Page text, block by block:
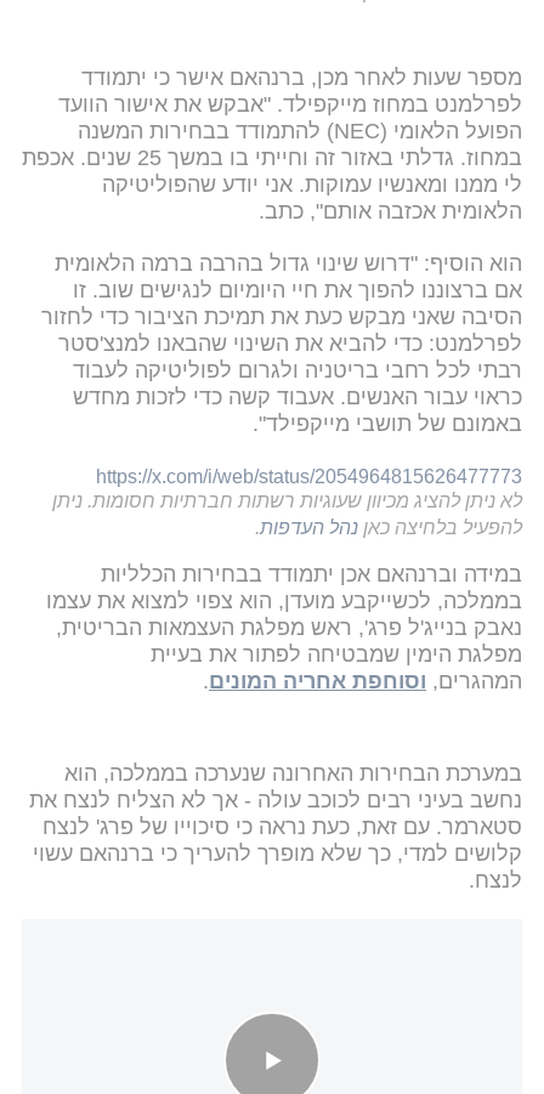
מספר שעות לאחר מכן, ברנהאם אישר כי יתמודד
לפרלמנט במחוז מייקפילד. "אבקש את אישור הוועד
הפועל הלאומי (NEC) להתמודד בבחירות המשנה
במחוז. גדלתי באזור זה וחייתי בו במשך 25 שנים. אכפת
לי ממנו ומאנשיו עמוקות. אני יודע שהפוליטיקה
הלאומית אכזבה אותם", כתב.
הוא הוסיף: "דרוש שינוי גדול בהרבה ברמה הלאומית
אם ברצוננו להפוך את חיי היומיום לנגישים שוב. זו
הסיבה שאני מבקש כעת את תמיכת הציבור כדי לחזור
לפרלמנט: כדי להביא את השינוי שהבאנו למנצ'סטר
רבתי לכל רחבי בריטניה ולגרום לפוליטיקה לעבוד
כראוי עבור האנשים. אעבוד קשה כדי לזכות מחדש
באמונם של תושבי מייקפילד".
https://x.com/i/web/status/2054964815626477773
לא ניתן להציג מכיוון שעוגיות רשתות חברתיות חסומות. ניתן
להפעיל בלחיצה כאן נהל העדפות
במידה וברנהאם אכן יתמודד בבחירות הכלליות
בממלכה, לכשייקבע מועדן, הוא צפוי למצוא את עצמו
נאבק בנייג'ל פרג', ראש מפלגת העצמאות הבריטית,
מפלגת הימין שמבטיחה לפתור את בעיית
המהגרים, וסוחפת אחריה המונים.
במערכת הבחירות האחרונה שנערכה בממלכה, הוא
נחשב בעיני רבים לכוכב עולה - אך לא הצליח לנצח את
סטארמר. עם זאת, כעת נראה כי סיכוייו של פרג' לנצח
קלושים למדי, כך שלא מופרך להעריך כי ברנהאם עשוי
לנצח.